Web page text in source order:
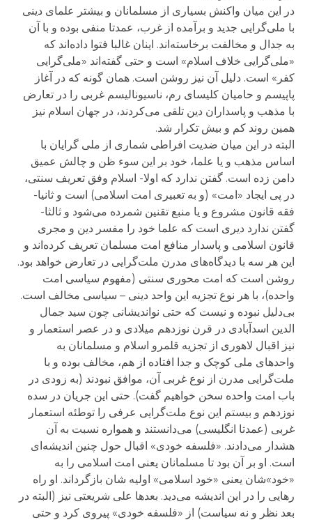
در این میان واکنش بسیاری از مسلمانان و بیشتر علمای دینی
با ملی‌گرایی جدید و برآمده از غرب، عمدتا منفی بوده و با آن
به جدال و مخالفت برخاسته‌اند. اینان غالبا فتوا داده‌اند که
«ملی‌گرایی خلاف اسلام» است و حتی گفته‌اند «ملی‌گرایی
کفر» است. دلیل آن نیز روشن است. همان گونه که در آغاز
پاپیسم و حامیان کلیسای رم، ناسیونالیسم غربی را در تعارض
با مذهب و پاسداران دین تلقی می‌کردند، در جهان اسلام نیز
همین روند کم و بیش تکرار شد.
البته در این میان ضدیت افراطی شماری از ملی گرایان با
اساس مذهب و یا علما، خود بر این سوء ظن و چالش عمیق
دامن زده است. گفتن ندارد که اولا- اسلام وفق تعریف سنتی،
در پی ایجاد «امت» (و به تعبیری امت اسلامی) است و ثانیا-
فقه قانون مشروع و یا منبع تقنین شمرده می‌شود و ثالثا-
گفتن ندارد دیری است که علما خود را مفسر دین و مجری
قانون اسلامی و پاسدار منافع امت مسلمان تعریف کرده‌اند و
این هر سه با دیدگاه‌های مدرن ملت‌گرایی در تعارض خواهد بود.
روشن است که امت محوری سنتی (مفهوم سیاسی امت
واحده)، با هر نوع تجزیه این واحد دینی – سیاسی مخالف است.
‌بی‌دلیل نبوده و نیست که حتی نواندیشانی چون سید جمال
الدین اسدآبادی در قرن نوزدهم میلادی و در عصر استعمار و
نیز اقبال لاهوری از تجزیه قلمرو اسلام و مسلمانان به
واحدهای ملی کوچک و جدا افتاده از هم، مخالف بوده و با
ملت‌گرایی مدرن از نوع غربی آن، موافق نبودند (به زودی در
باب امت واحده سخن خواهیم گفت). حتی این جریان در سده
نوزدهم و بیستم این نوع ملت‌گرایی عرفی را توطئه استعمار
غربی (عمدتا انگلیسی) می‌دانستند و همواره نسبت به آن
هشدار می‌دادند. «فلسفه خودی» اقبال حول چنین اندیشه‌ای
است. او بر آن بود تا مسلمانان یعنی امت اسلامی را به
«خود»شان یعنی «خود اسلامی» اولیه شان بازگرداند. او راه
رهایی را در این اندیشه می‌دید. بعدها علی شریعتی نیز (البته در
بعد نظر و نه سیاست) از «فلسفه خودی» پیروی کرد و حتی